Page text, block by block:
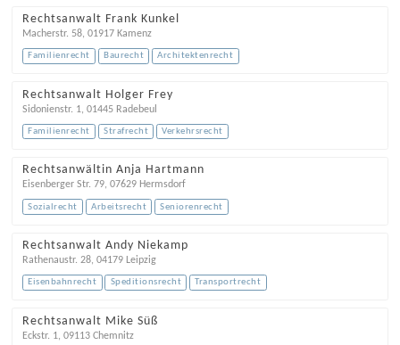
Rechtsanwalt Frank Kunkel
Macherstr. 58, 01917 Kamenz
Familienrecht Baurecht Architektenrecht
Rechtsanwalt Holger Frey
Sidonienstr. 1, 01445 Radebeul
Familienrecht Strafrecht Verkehrsrecht
Rechtsanwältin Anja Hartmann
Eisenberger Str. 79, 07629 Hermsdorf
Sozialrecht Arbeitsrecht Seniorenrecht
Rechtsanwalt Andy Niekamp
Rathenaustr. 28, 04179 Leipzig
Eisenbahnrecht Speditionsrecht Transportrecht
Rechtsanwalt Mike Süß
Eckstr. 1, 09113 Chemnitz